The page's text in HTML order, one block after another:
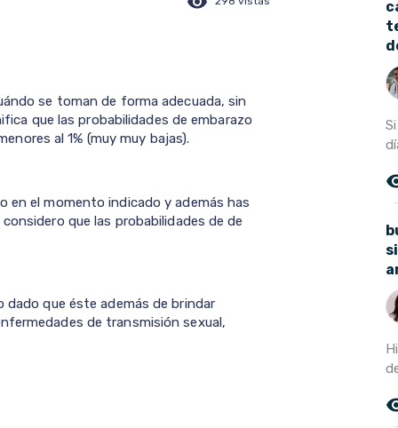
se toman de forma adecuada, sin
que las probabilidades de embarazo
al 1% (muy muy bajas).
en el momento indicado y además has
que las probabilidades de de
dado que éste además de brindar
de transmisión sexual,